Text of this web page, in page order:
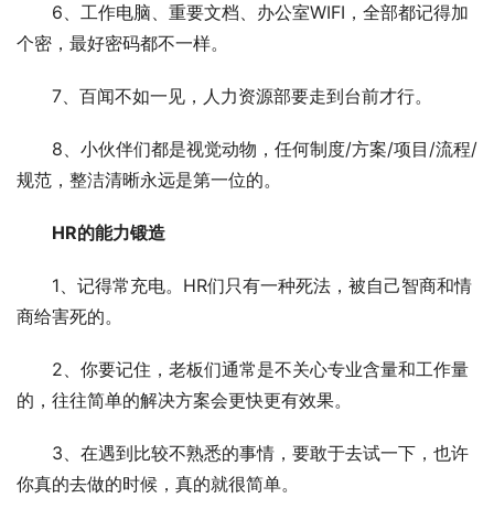
6、工作电脑、重要文档、办公室WIFI，全部都记得加
个密，最好密码都不一样。
7、百闻不如一见，人力资源部要走到台前才行。
8、小伙伴们都是视觉动物，任何制度/方案/项目/流程/
规范，整洁清晰永远是第一位的。
HR的能力锻造
1、记得常充电。HR们只有一种死法，被自己智商和情
商给害死的。
2、你要记住，老板们通常是不关心专业含量和工作量
的，往往简单的解决方案会更快更有效果。
3、在遇到比较不熟悉的事情，要敢于去试一下，也许
你真的去做的时候，真的就很简单。